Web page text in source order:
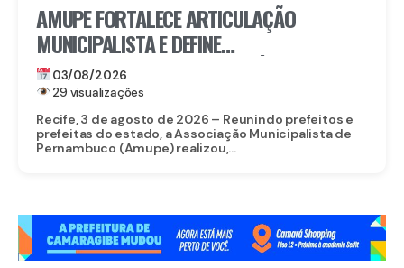
AMUPE FORTALECE ARTICULAÇÃO
MUNICIPALISTA E DEFINE
ENCAMINHAMENTOS ESTRATÉGICOS EM
ASSEMBLEIA EXTRAORDINÁRIA
03/08/2026
29 visualizações
Recife, 3 de agosto de 2026 – Reunindo prefeitos e
prefeitas do estado, a Associação Municipalista de
Pernambuco (Amupe) realizou,...